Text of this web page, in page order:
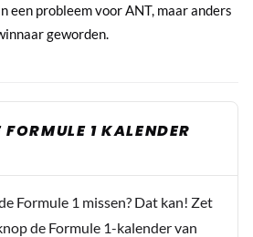
een probleem voor ANT, maar anders
geworden.
1 KALENDER
Formule 1 missen? Dat kan! Zet
de Formule 1-kalender van